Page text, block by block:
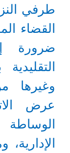
طرفي
القضاء
ضرورة
وغيرها
عرض
الوساطة